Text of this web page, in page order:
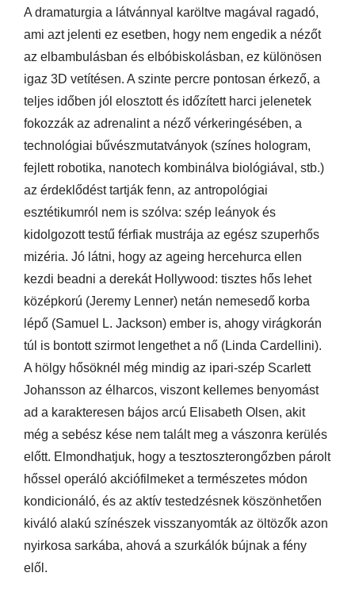
A dramaturgia a látvánnyal karöltve magával ragadó,
ami azt jelenti ez esetben, hogy nem engedik a nézőt
az elbambulásban és elbóbiskolásban, ez különösen
igaz 3D vetítésen. A szinte percre pontosan érkező, a
teljes időben jól elosztott és időzített harci jelenetek
fokozzák az adrenalint a néző vérkeringésében, a
technológiai bűvészmutatványok (színes hologram,
fejlett robotika, nanotech kombinálva biológiával, stb.)
az érdeklődést tartják fenn, az antropológiai
esztétikumról nem is szólva: szép leányok és
kidolgozott testű férfiak mustrája az egész szuperhős
mizéria. Jó látni, hogy az ageing hercehurca ellen
kezdi beadni a derekát Hollywood: tisztes hős lehet
középkorú (Jeremy Lenner) netán nemesedő korba
lépő (Samuel L. Jackson) ember is, ahogy virágkorán
túl is bontott szirmot lengethet a nő (Linda Cardellini).
A hölgy hősöknél még mindig az ipari-szép Scarlett
Johansson az élharcos, viszont kellemes benyomást
ad a karakteresen bájos arcú Elisabeth Olsen, akit
még a sebész kése nem talált meg a vászonra kerülés
előtt. Elmondhatjuk, hogy a tesztoszterongőzben párolt
hőssel operáló akciófilmeket a természetes módon
kondicionáló, és az aktív testedzésnek köszönhetően
kiváló alakú színészek visszanyomták az öltözők azon
nyirkosa sarkába, ahová a szurkálók bújnak a fény
elől.